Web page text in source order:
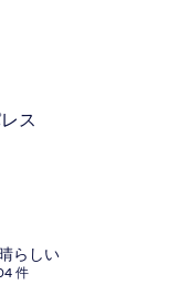
ス
らしい
件